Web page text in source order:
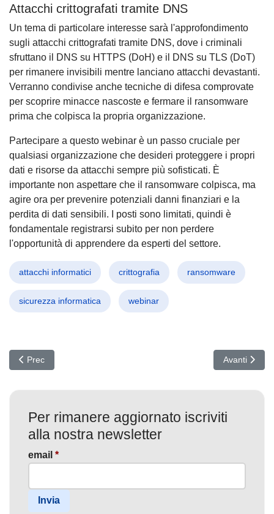
Attacchi crittografati tramite DNS
Un tema di particolare interesse sarà l'approfondimento
sugli attacchi crittografati tramite DNS, dove i criminali
sfruttano il DNS su HTTPS (DoH) e il DNS su TLS (DoT)
per rimanere invisibili mentre lanciano attacchi devastanti.
Verranno condivise anche tecniche di difesa comprovate
per scoprire minacce nascoste e fermare il ransomware
prima che colpisca la propria organizzazione.
Partecipare a questo webinar è un passo cruciale per
qualsiasi organizzazione che desideri proteggere i propri
dati e risorse da attacchi sempre più sofisticati. È
importante non aspettare che il ransomware colpisca, ma
agire ora per prevenire potenziali danni finanziari e la
perdita di dati sensibili. I posti sono limitati, quindi è
fondamentale registrarsi subito per non perdere
l'opportunità di apprendere da esperti del settore.
attacchi informatici crittografia ransomware
sicurezza informatica webinar
Articolo precedente: Ransomware Devastanti: Gli Attacchi ai
Prec Articolo
Avanti
Per rimanere aggiornato iscriviti
alla nostra newsletter
email *
Invia